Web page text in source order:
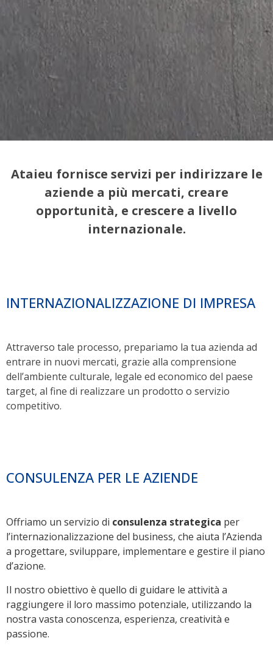
Ataieu fornisce servizi per indirizzare le
aziende a più mercati, creare
opportunità, e crescere a livello
internazionale.
INTERNAZIONALIZZAZIONE DI IMPRESA
Attraverso tale processo, prepariamo la tua azienda ad
entrare in nuovi mercati, grazie alla comprensione
dell’ambiente culturale, legale ed economico del paese
target, al fine di realizzare un prodotto o servizio
competitivo.
CONSULENZA PER LE AZIENDE
Offriamo un servizio di consulenza strategica per
l’internazionalizzazione del business, che aiuta l’Azienda
a progettare, sviluppare, implementare e gestire il piano
d’azione.
Il nostro obiettivo è quello di guidare le attività a
raggiungere il loro massimo potenziale, utilizzando la
nostra vasta conoscenza, esperienza, creatività e
passione.